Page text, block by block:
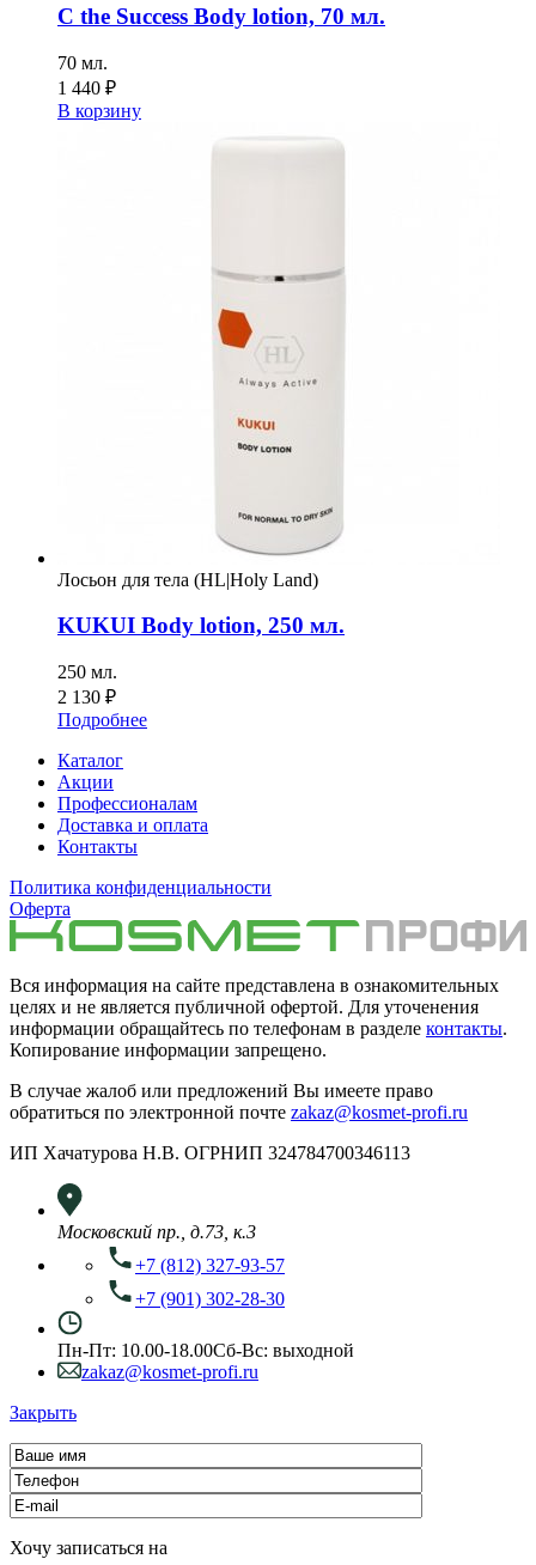
C the Success Body lotion, 70 мл.
70 мл.
1 440 ₽
В корзину
Лосьон для тела (HL|Holy Land)
KUKUI Body lotion, 250 мл.
250 мл.
2 130 ₽
Подробнее
Каталог
Акции
Профессионалам
Доставка и оплата
Контакты
Политика конфиденциальности
Оферта
Вся информация на сайте представлена в ознакомительных
целях и не является публичной офертой. Для уточенения
информации обращайтесь по телефонам в разделе контакты.
Копирование информации запрещено.
В случае жалоб или предложений Вы имеете право
обратиться по электронной почте zakaz@kosmet-profi.ru
ИП Хачатурова Н.В. ОГРНИП 324784700346113
Московский пр., д.73, к.3
+7 (812) 327-93-57
+7 (901) 302-28-30
Пн-Пт: 10.00-18.00Сб-Вс: выходной
zakaz@kosmet-profi.ru
Закрыть
Хочу записаться на